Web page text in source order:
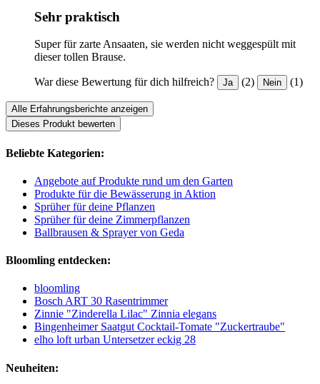
Sehr praktisch
Super für zarte Ansaaten, sie werden nicht weggespült mit
dieser tollen Brause.
War diese Bewertung für dich hilfreich? Ja (2) Nein (1)
Alle Erfahrungsberichte anzeigen
Dieses Produkt bewerten
Beliebte Kategorien:
Angebote auf Produkte rund um den Garten
Produkte für die Bewässerung in Aktion
Sprüher für deine Pflanzen
Sprüher für deine Zimmerpflanzen
Ballbrausen & Sprayer von Geda
Bloomling entdecken:
bloomling
Bosch ART 30 Rasentrimmer
Zinnie "Zinderella Lilac" Zinnia elegans
Bingenheimer Saatgut Cocktail-Tomate "Zuckertraube"
elho loft urban Untersetzer eckig 28
Neuheiten: